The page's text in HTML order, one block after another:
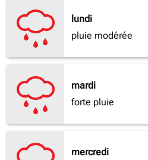
lundi
pluie modérée
mardi
forte pluie
mercredi